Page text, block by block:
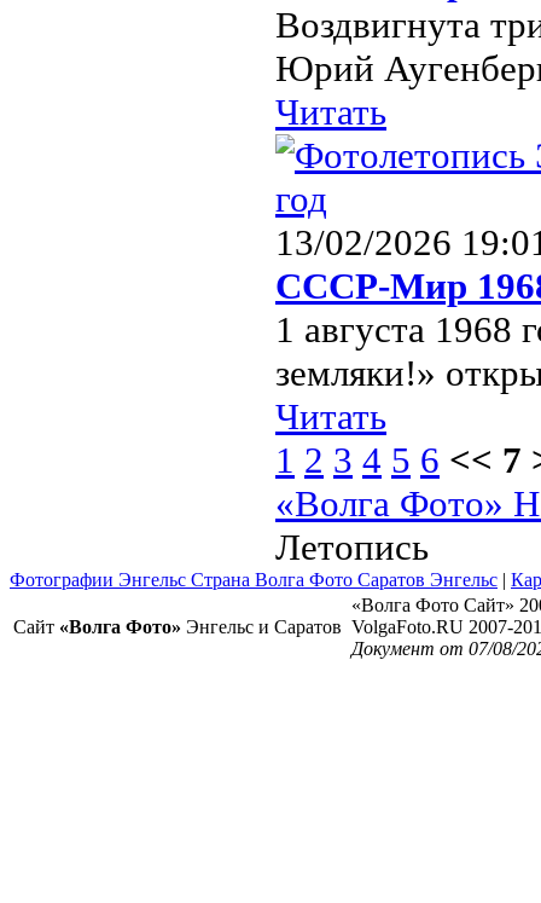
Воздвигнута
Юрий
Читать
13/02/2026
СССР-Мир
1 августа 1968
земляки!»
Читать
1 2 3 4 5 6 << 7
«Волга Фото»
Летопись
Фотографии Энгельс Страна Волга Фото Саратов Энгельс |
Сайт «Волга Фото» Энгельс и Саратов
«Волга Фото Сайт»
VolgaFoto.RU 2007-
Документ от 07/08/